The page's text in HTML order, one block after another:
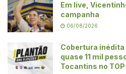
Em live,
campanha
06/08/2026
Cobertura
quase 11 mil
Tocantins no TOP